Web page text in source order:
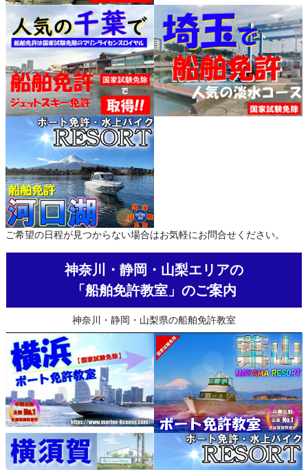
ご希望の日程が見つからない場合はお気軽にお問合せください。
神奈川・静岡・山梨エリアの
「船舶免許教室」のご案内
神奈川・静岡・山梨県の船舶免許教室